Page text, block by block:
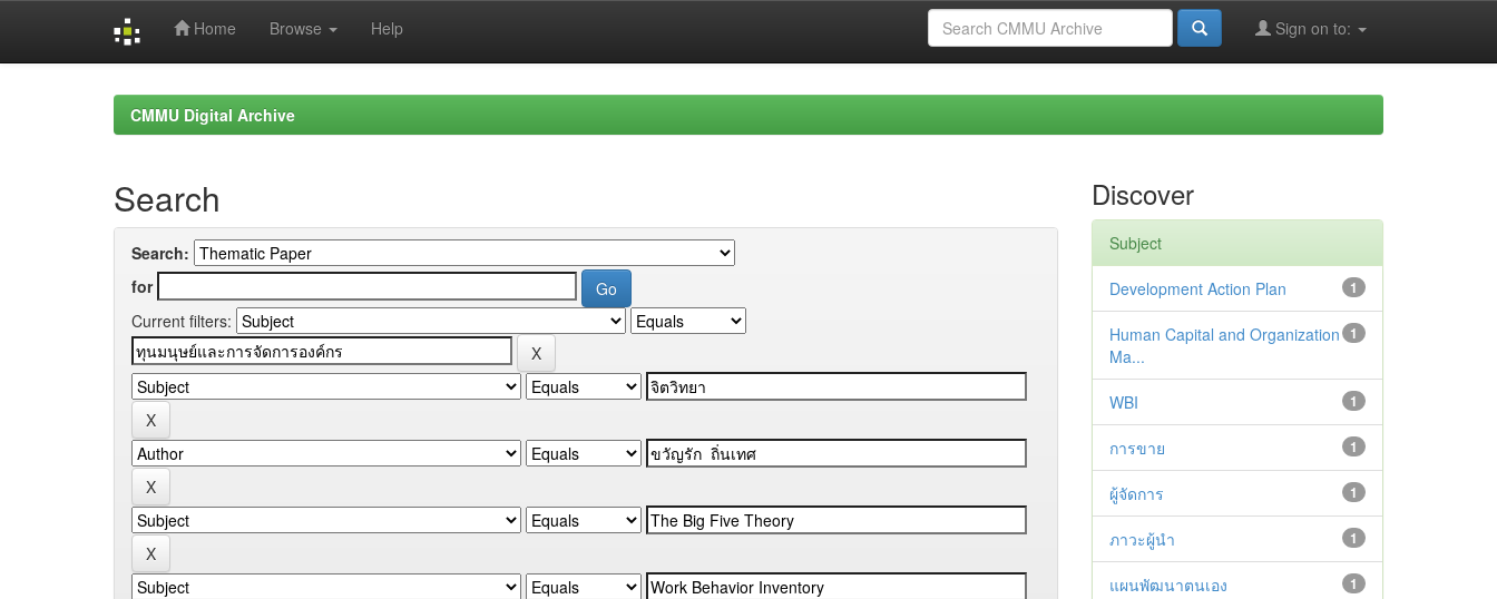
Home Browse Help Sign on to:
CMMU Digital Archive
Search
Search:
for
Current filters:
Discover
Subject
1
Development Action Plan
1
Human Capital and Organization
Ma...
1
WBI
1
การขาย
1
ผู้จัดการ
1
ภาวะผู้นำ
1
แผนพัฒนาตนเอง